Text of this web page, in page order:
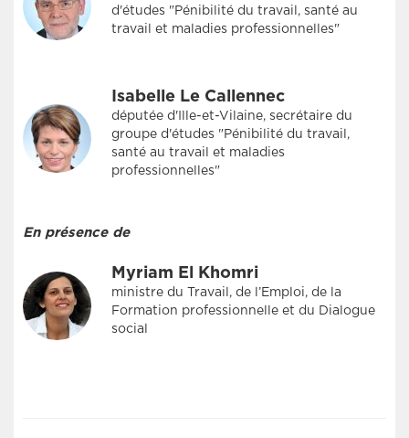
d'études "Pénibilité du travail, santé au
travail et maladies professionnelles"
Isabelle Le Callennec
députée d'Ille-et-Vilaine, secrétaire du
groupe d'études "Pénibilité du travail,
santé au travail et maladies
professionnelles"
En présence de
Myriam El Khomri
ministre du Travail, de l’Emploi, de la
Formation professionnelle et du Dialogue
social